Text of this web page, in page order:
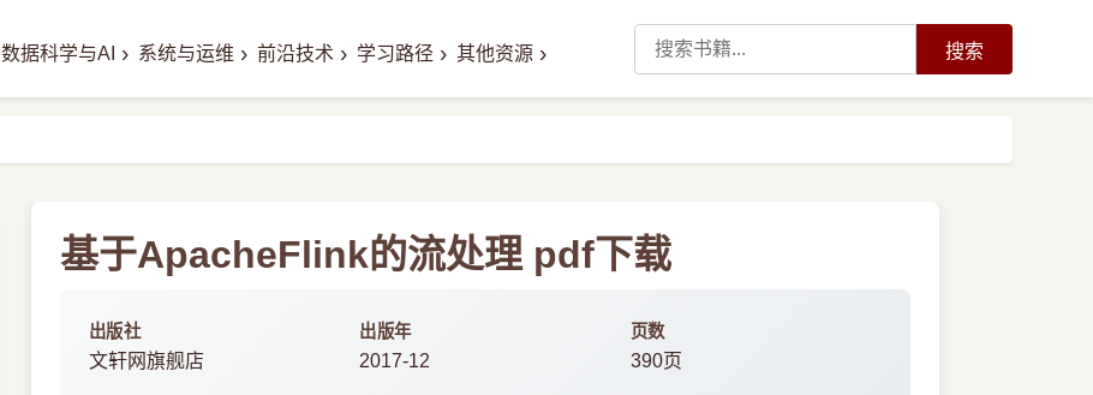
数据科学与AI › 系统与运维 › 前沿技术 › 学习路径 › 其他资源 › 搜索
基于ApacheFlink的流处理 pdf下载
出版社
文轩网旗舰店
出版年
2017-12
页数
390页